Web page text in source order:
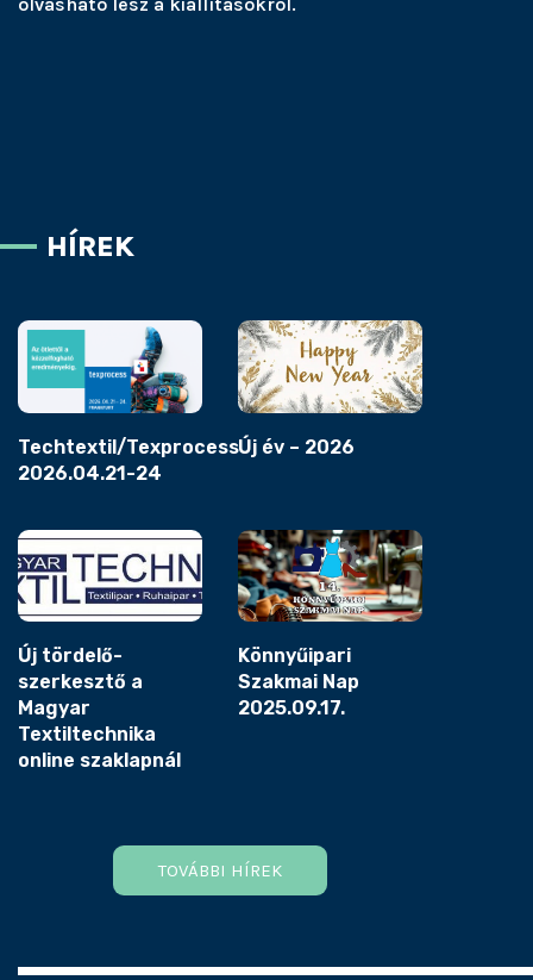
HÍREK
Techtextil/Texprocess
2026.04.21-24
Új év – 2026
Új tördelő-
szerkesztő a
Magyar
Textiltechnika
online szaklapnál
Könnyűipari
Szakmai Nap
2025.09.17.
TOVÁBBI HÍREK